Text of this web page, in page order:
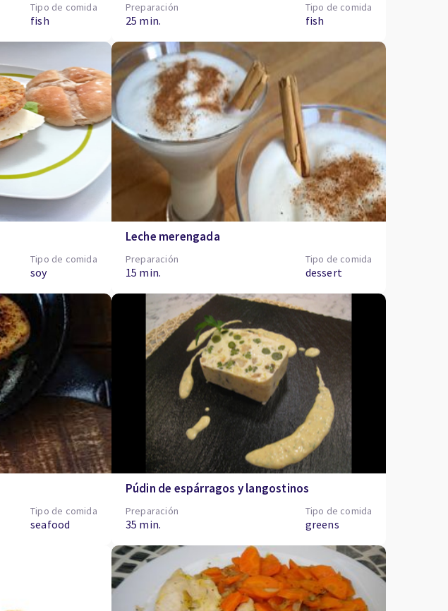
Tipo de comida
fish
Preparación
25 min.
Tipo de comida
fish
Tipo de comida
soy
Leche merengada
Preparación
15 min.
Tipo de comida
dessert
Tipo de comida
seafood
Púdin de espárragos y langostinos
Preparación
35 min.
Tipo de comida
greens